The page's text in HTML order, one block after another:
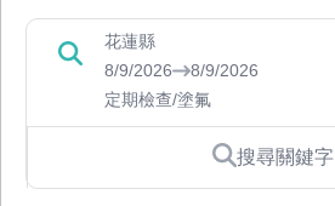
花蓮縣
8/9/2026
8/9/2026
定期檢查/塗氟
搜尋關鍵字